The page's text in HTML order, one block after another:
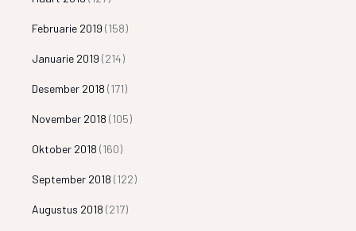
Februarie 2019 (158)
Januarie 2019 (214)
Desember 2018 (171)
November 2018 (105)
Oktober 2018 (160)
September 2018 (122)
Augustus 2018 (217)